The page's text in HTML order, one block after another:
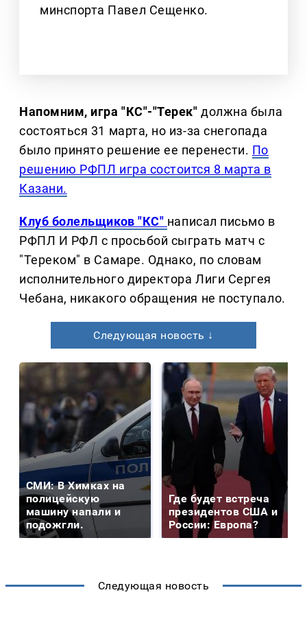
минспорта Павел Сещенко.
Напомним, игра "КС"-"Терек" должна была
состояться 31 марта, но из-за снегопада
было принято решение ее перенести. По
решению РФПЛ игра состоится 8 марта в
Казани.
Клуб болельщиков "КС" написал письмо в
РФПЛ И РФЛ с просьбой сыграть матч с
"Тереком" в Самаре. Однако, по словам
исполнительного директора Лиги Сергея
Чебана, никакого обращения не поступало.
Следующая новость ↓
СМИ: В Химках на
полицейскую
машину напали и
подожгли.
Где будет встреча
президентов США и
России: Европа?
Следующая новость